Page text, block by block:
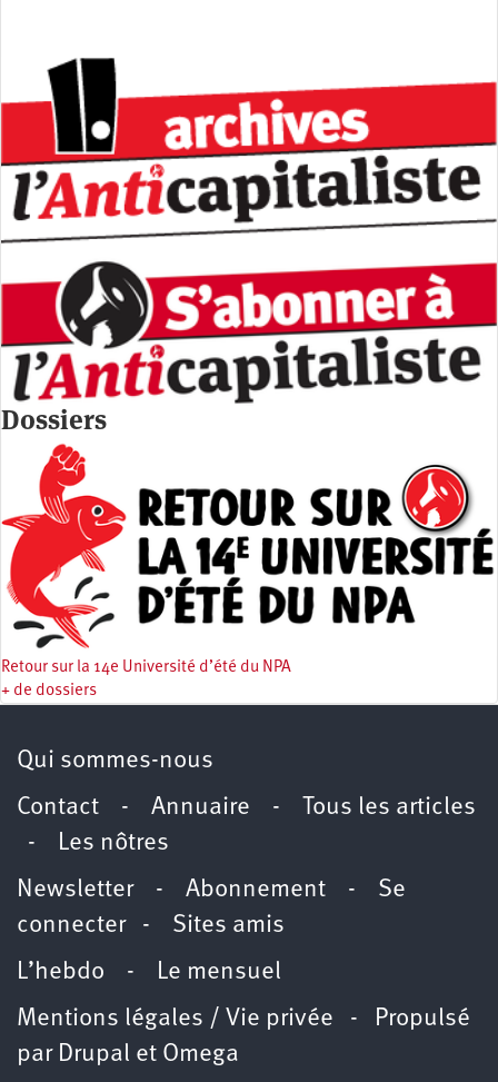
Dossiers
Retour sur la 14e Université d’été du NPA
+ de dossiers
Qui sommes-nous
Contact - Annuaire -
Tous les articles
- Les nôtres
Newsletter- Abonnement - Se
connecter- Sites amis
L’hebdo - Le mensuel
Mentions légales / Vie privée - Propulsé
par Drupal et Omega